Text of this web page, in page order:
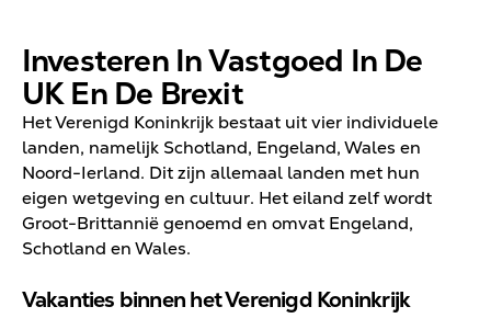
Investeren In Vastgoed In De
UK En De Brexit
Het Verenigd Koninkrijk bestaat uit vier individuele
landen, namelijk Schotland, Engeland, Wales en
Noord-Ierland. Dit zijn allemaal landen met hun
eigen wetgeving en cultuur. Het eiland zelf wordt
Groot-Brittannië genoemd en omvat Engeland,
Schotland en Wales.
Vakanties binnen het Verenigd Koninkrijk